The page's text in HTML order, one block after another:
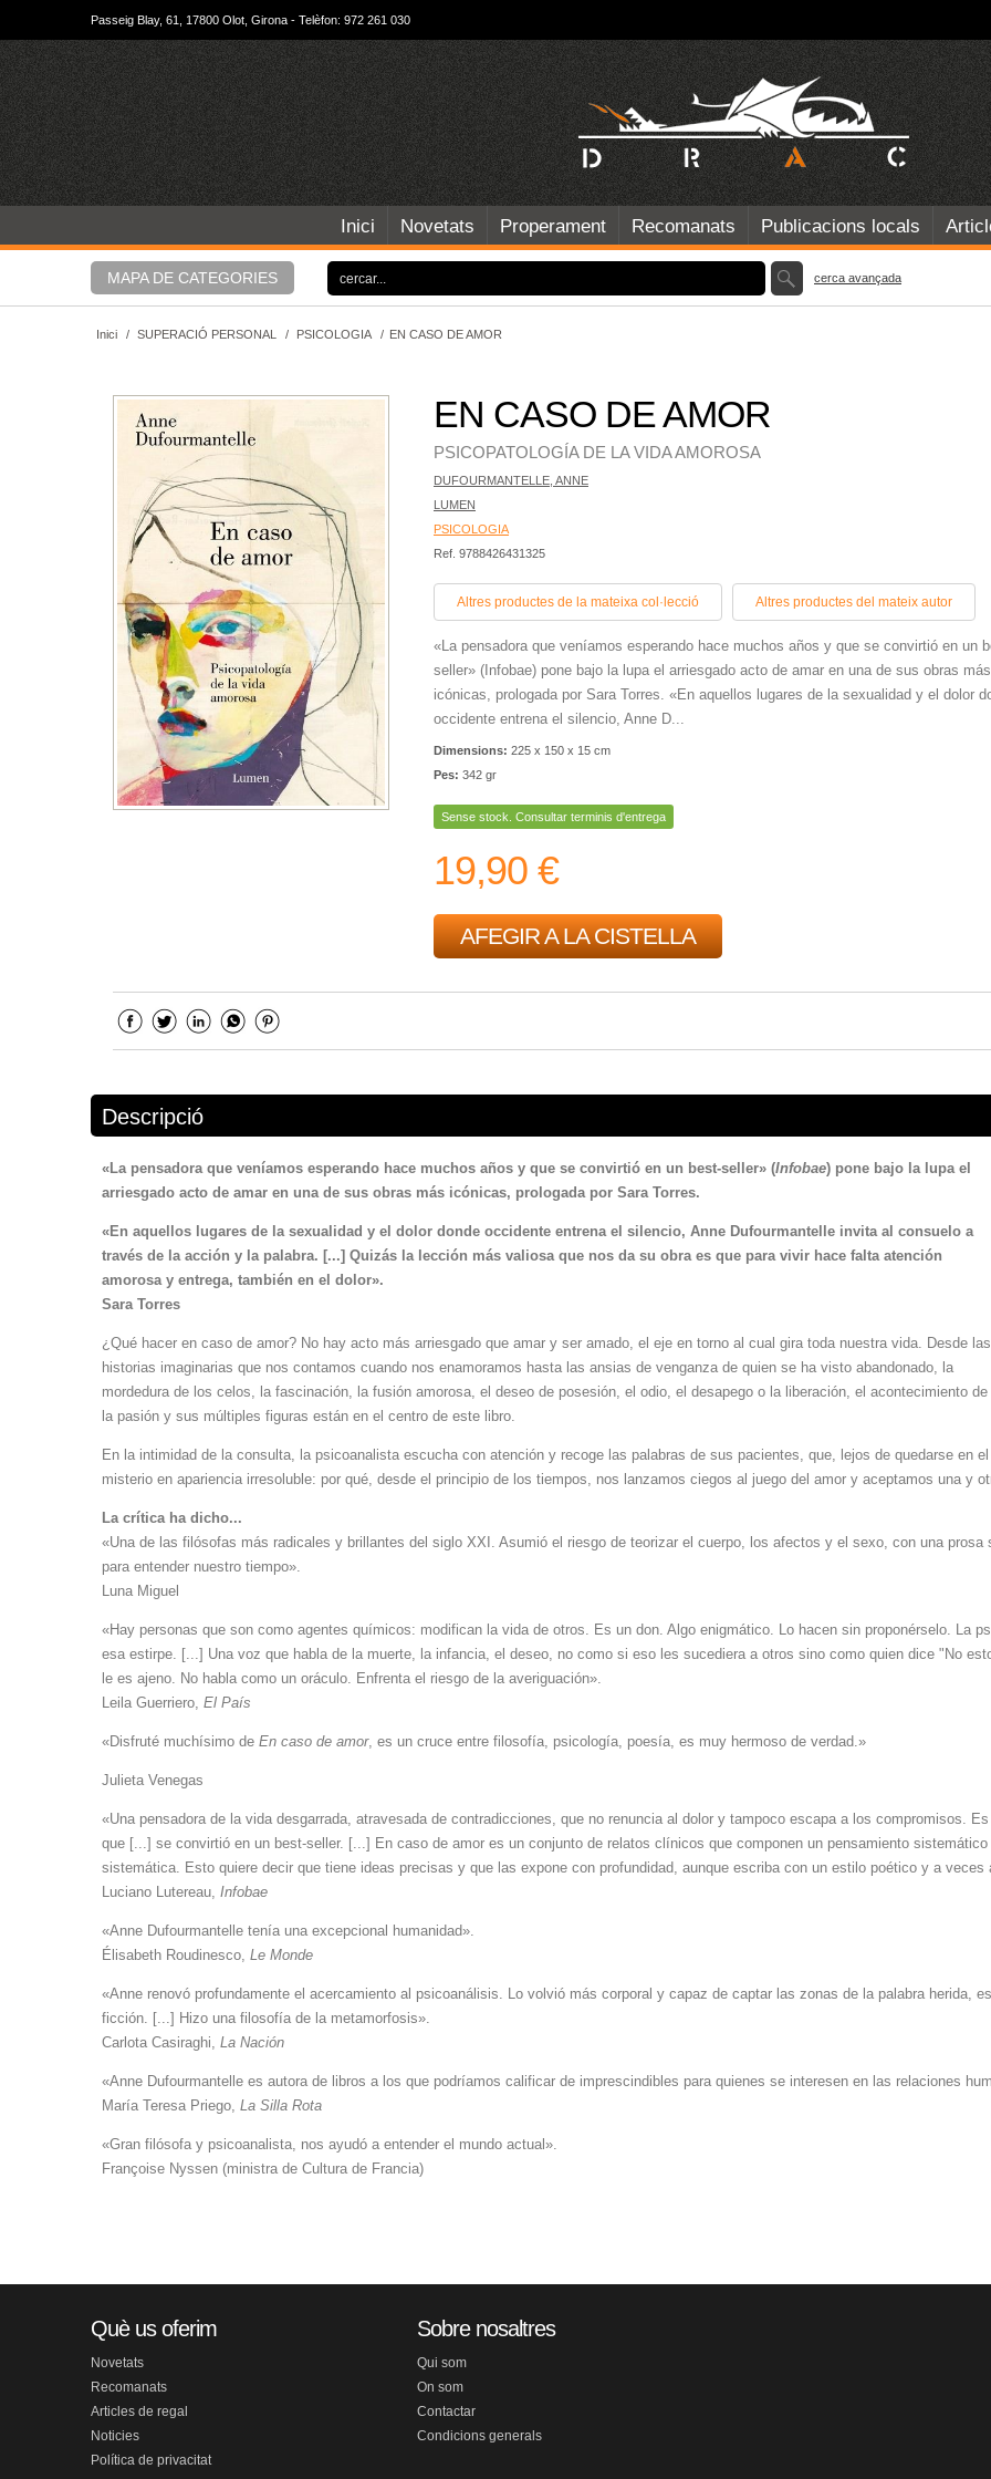
Passeig Blay, 61, 17800 Olot, Girona - Telèfon: 972 261 030
Inici Novetats Properament Recomanats Publicacions locals
MAPA DE CATEGORIES cerca avançada
Inici / SUPERACIÓ PERSONAL / PSICOLOGIA / EN CASO DE AMOR
EN CASO DE AMOR
PSICOPATOLOGÍA DE LA VIDA AMOROSA
DUFOURMANTELLE, ANNE
LUMEN
PSICOLOGIA
Ref. 9788426431325
Altres productes de la mateixa col·lecció Altres productes del mateix autor
«La pensadora que veníamos esperando hace muchos años y que se convirtió en un
seller» (Infobae) pone bajo la lupa el arriesgado acto de amar en una de sus obras más
icónicas, prologada por Sara Torres. «En aquellos lugares de la sexualidad y el dolor
occidente entrena el silencio, Anne D...
Dimensions: 225 x 150 x 15 cm
Pes: 342 gr
Sense stock. Consultar terminis d'entrega
19,90 €
AFEGIR A LA CISTELLA
Descripció
«La pensadora que veníamos esperando hace muchos años y que se convirtió en un best-seller» (Infobae) pone bajo la lupa el
arriesgado acto de amar en una de sus obras más icónicas, prologada por Sara Torres.
«En aquellos lugares de la sexualidad y el dolor donde occidente entrena el silencio, Anne Dufourmantelle invita al consuelo a
través de la acción y la palabra. [...] Quizás la lección más valiosa que nos da su obra es que para vivir hace falta atención
amorosa y entrega, también en el dolor».
Sara Torres
¿Qué hacer en caso de amor? No hay acto más arriesgado que amar y ser amado, el eje en torno al cual gira toda nuestra vida. Desde las
historias imaginarias que nos contamos cuando nos enamoramos hasta las ansias de venganza de quien se ha visto abandonado, la
mordedura de los celos, la fascinación, la fusión amorosa, el deseo de posesión, el odio, el desapego o la liberación, el acontecimiento de
la pasión y sus múltiples figuras están en el centro de este libro.
En la intimidad de la consulta, la psicoanalista escucha con atención y recoge las palabras de sus pacientes, que, lejos de quedarse en
misterio en apariencia irresoluble: por qué, desde el principio de los tiempos, nos lanzamos ciegos al juego del amor y aceptamos una y
La crítica ha dicho...
«Una de las filósofas más radicales y brillantes del siglo XXI. Asumió el riesgo de teorizar el cuerpo, los afectos y el sexo, con una
para entender nuestro tiempo».
Luna Miguel
«Hay personas que son como agentes químicos: modifican la vida de otros. Es un don. Algo enigmático. Lo hacen sin proponérselo. La
esa estirpe. [...] Una voz que habla de la muerte, la infancia, el deseo, no como si eso les sucediera a otros sino como quien dice "No
le es ajeno. No habla como un oráculo. Enfrenta el riesgo de la averiguación».
Leila Guerriero, El País
«Disfruté muchísimo de En caso de amor, es un cruce entre filosofía, psicología, poesía, es muy hermoso de verdad.»
Julieta Venegas
«Una pensadora de la vida desgarrada, atravesada de contradicciones, que no renuncia al dolor y tampoco escapa a los compromisos.
que [...] se convirtió en un best-seller. [...] En caso de amor es un conjunto de relatos clínicos que componen un pensamiento
sistemática. Esto quiere decir que tiene ideas precisas y que las expone con profundidad, aunque escriba con un estilo poético y a veces
Luciano Lutereau, Infobae
«Anne Dufourmantelle tenía una excepcional humanidad».
Élisabeth Roudinesco, Le Monde
«Anne renovó profundamente el acercamiento al psicoanálisis. Lo volvió más corporal y capaz de captar las zonas de la palabra herida,
ficción. [...] Hizo una filosofía de la metamorfosis».
Carlota Casiraghi, La Nación
«Anne Dufourmantelle es autora de libros a los que podríamos calificar de imprescindibles para quienes se interesen en las relaciones
María Teresa Priego, La Silla Rota
«Gran filósofa y psicoanalista, nos ayudó a entender el mundo actual».
Françoise Nyssen (ministra de Cultura de Francia)
Què us oferim
Novetats
Recomanats
Articles de regal
Noticies
Política de privacitat
Sobre nosaltres
Qui som
On som
Contactar
Condicions generals